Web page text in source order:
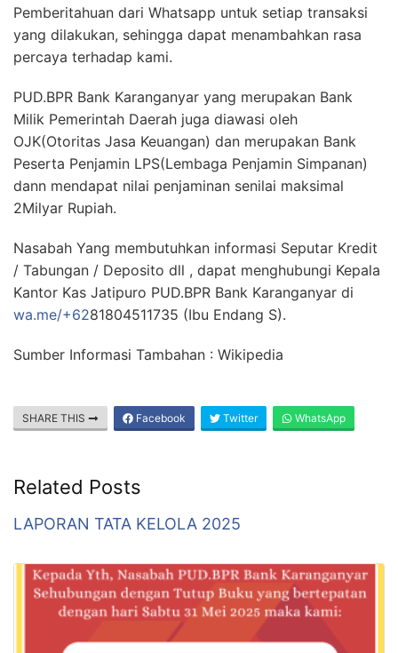
Pemberitahuan dari Whatsapp untuk setiap transaksi
yang dilakukan, sehingga dapat menambahkan rasa
percaya terhadap kami.
PUD.BPR Bank Karanganyar yang merupakan Bank
Milik Pemerintah Daerah juga diawasi oleh
OJK(Otoritas Jasa Keuangan) dan merupakan Bank
Peserta Penjamin LPS(Lembaga Penjamin Simpanan)
dann mendapat nilai penjaminan senilai maksimal
2Milyar Rupiah.
Nasabah Yang membutuhkan informasi Seputar Kredit
/ Tabungan / Deposito dll , dapat menghubungi Kepala
Kantor Kas Jatipuro PUD.BPR Bank Karanganyar di
wa.me/+6281804511735 (Ibu Endang S).
Sumber Informasi Tambahan : Wikipedia
SHARE THIS Facebook Twitter WhatsApp
Related Posts
LAPORAN TATA KELOLA 2025